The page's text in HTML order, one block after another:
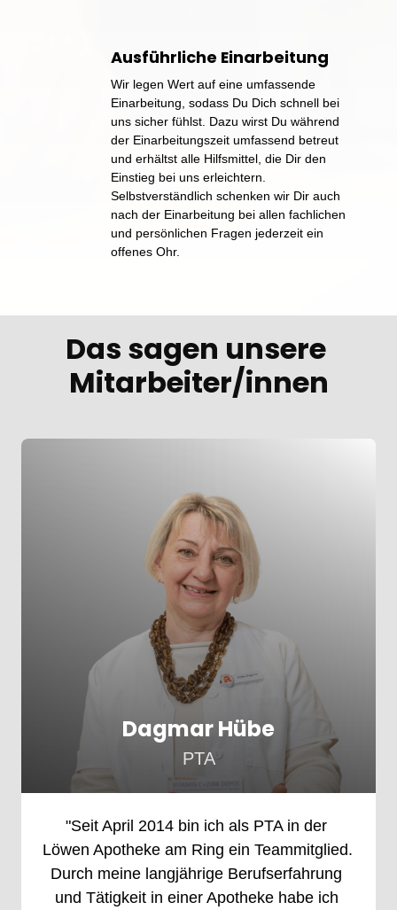
Ausführliche Einarbeitung
Wir legen Wert auf eine
Einarbeitung, sodass Du Dich schnell
uns sicher fühlst. Dazu wirst Du
der Einarbeitungszeit umfassend
und erhältst alle Hilfsmittel, die Dir
Einstieg bei uns
Selbstverständlich schenken wir Dir
nach der Einarbeitung bei allen
und persönlichen Fragen jederzeit
offenes Ohr.
Das sagen unsere
Mitarbeiter/innen
Dagmar Hübe
PTA
"Seit April 2014 bin ich als PTA in
Löwen Apotheke am Ring ein
Durch meine langjährige
und Tätigkeit in einer Apotheke habe